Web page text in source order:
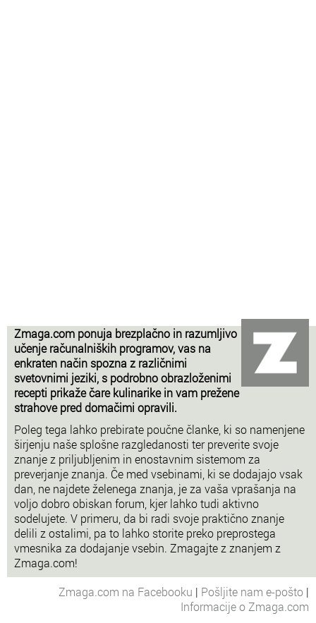
Zmaga.com ponuja brezplačno in razumljivo
učenje računalniških programov, vas na
enkraten način spozna z različnimi
svetovnimi jeziki, s podrobno obrazloženimi
recepti prikaže čare kulinarike in vam prežene
strahove pred domačimi opravili.
Poleg tega lahko prebirate poučne članke, ki so namenjene
širjenju naše splošne razgledanosti ter preverite svoje
znanje z priljubljenim in enostavnim sistemom za
preverjanje znanja. Če med vsebinami, ki se dodajajo vsak
dan, ne najdete želenega znanja, je za vaša vprašanja na
voljo dobro obiskan forum, kjer lahko tudi aktivno
sodelujete. V primeru, da bi radi svoje praktično znanje
delili z ostalimi, pa to lahko storite preko preprostega
vmesnika za dodajanje vsebin. Zmagajte z znanjem z
Zmaga.com!
Zmaga.com na Facebooku | Pošljite nam e-pošto |
Informacije o Zmaga.com